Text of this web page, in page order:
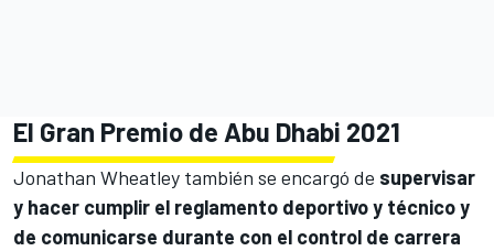
El Gran Premio de Abu Dhabi 2021
Jonathan Wheatley también se encargó de supervisar
y hacer cumplir el reglamento deportivo y técnico y
de comunicarse durante con el control de carrera